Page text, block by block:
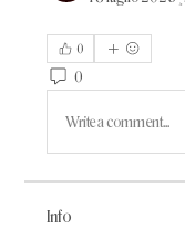
0
0
Write a comment...
Info